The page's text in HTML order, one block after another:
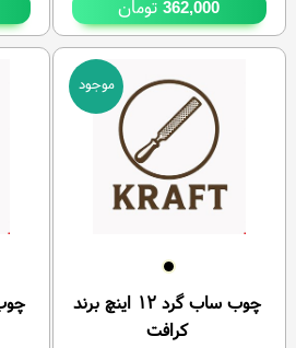
362,000تومان
چوب ساب گرد ۱۲ اینچ برند
کرافت
موجود